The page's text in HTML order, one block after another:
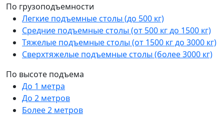
По грузоподъемности
Легкие подъемные столы (до 500 кг)
Средние подъемные столы (от 500 кг до 1500 кг)
Тяжелые подъемные столы (от 1500 кг до 3000 кг)
Сверхтяжелые подъемные столы (более 3000 кг)
По высоте подъема
До 1 метра
До 2 метров
Более 2 метров